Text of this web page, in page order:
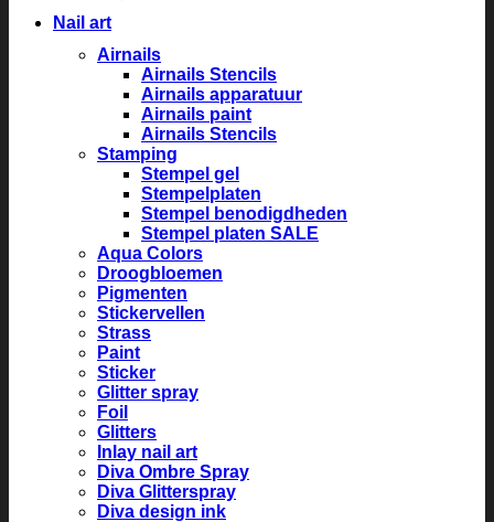
Nail art
Airnails
Airnails Stencils
Airnails apparatuur
Airnails paint
Airnails Stencils
Stamping
Stempel gel
Stempelplaten
Stempel benodigdheden
Stempel platen SALE
Aqua Colors
Droogbloemen
Pigmenten
Stickervellen
Strass
Paint
Sticker
Glitter spray
Foil
Glitters
Inlay nail art
Diva Ombre Spray
Diva Glitterspray
Diva design ink